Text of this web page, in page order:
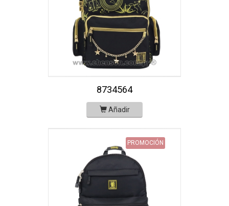
8734564
Añadir
PROMOCIÓN